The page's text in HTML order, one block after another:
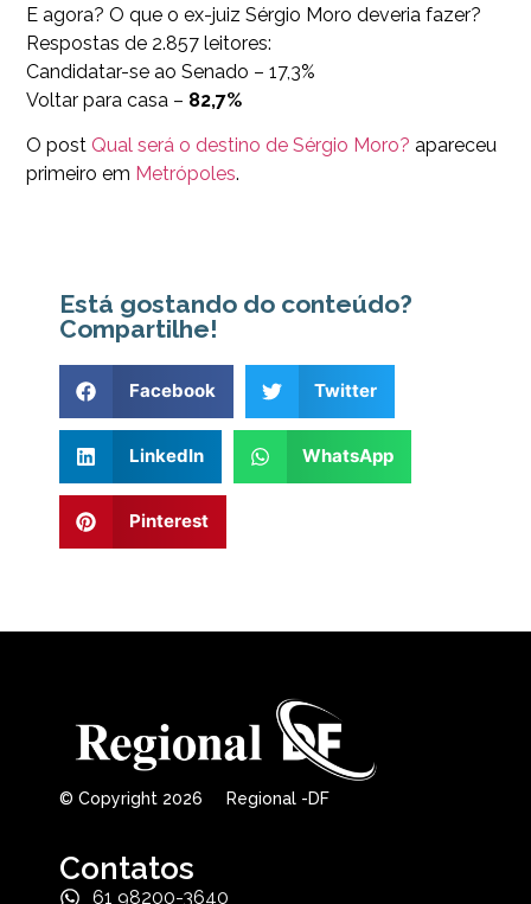
E agora? O que o ex-juiz Sérgio Moro deveria fazer?
Respostas de 2.857 leitores:
Candidatar-se ao Senado – 17,3%
Voltar para casa – 82,7%
O post Qual será o destino de Sérgio Moro? apareceu
primeiro em Metrópoles.
Está gostando do conteúdo?
Compartilhe!
Facebook Twitter
LinkedIn WhatsApp
Pinterest
© Copyright 2026 Regional -DF
Contatos
61 98200-3640